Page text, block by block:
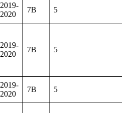
2019-
2020
7B 5
2019-
2020
7B 5
2019-
2020
7B 5